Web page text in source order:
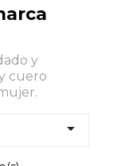
y
cuero
